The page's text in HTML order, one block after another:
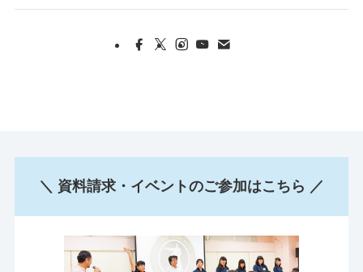
＼ 資料請求・イベントのご参加はこちら ／